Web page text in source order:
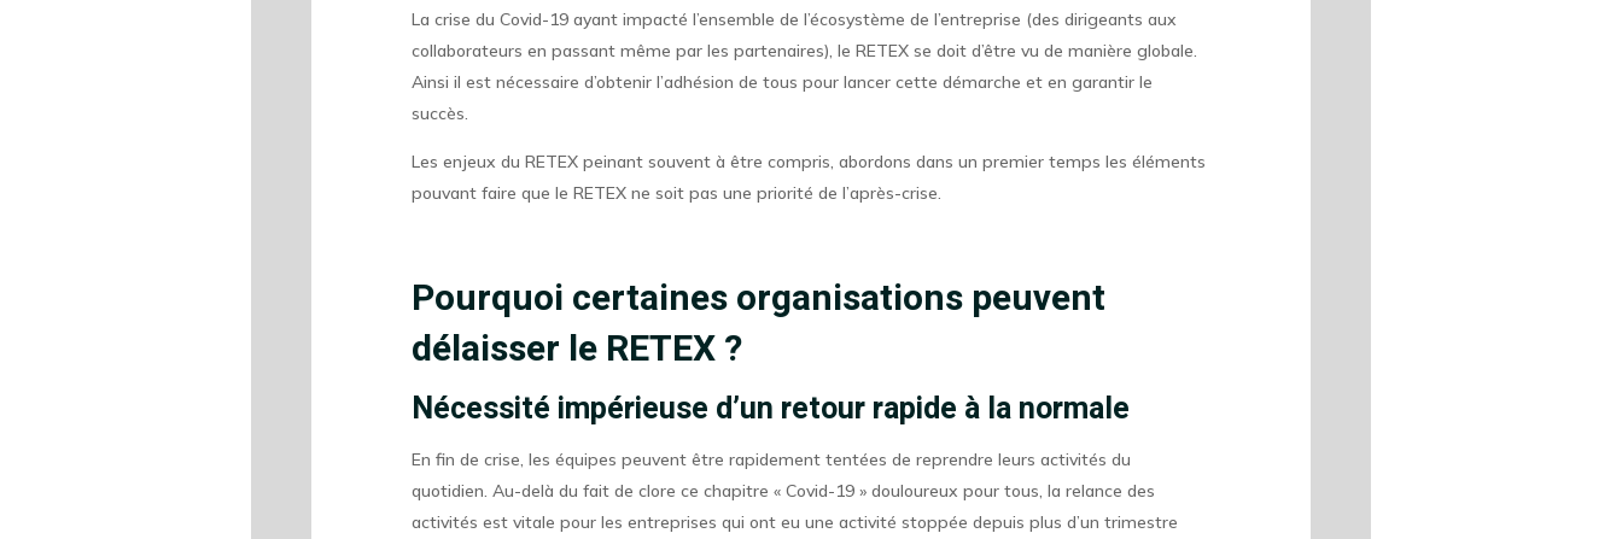
La crise du Covid-19 ayant impacté l’ensemble de l’écosystème de l’entreprise (des dirigeants aux
collaborateurs en passant même par les partenaires), le RETEX se doit d’être vu de manière globale.
Ainsi il est nécessaire d’obtenir l’adhésion de tous pour lancer cette démarche et en garantir le
succès.
Les enjeux du RETEX peinant souvent à être compris, abordons dans un premier temps les éléments
pouvant faire que le RETEX ne soit pas une priorité de l’après-crise.
Pourquoi certaines organisations peuvent
délaisser le RETEX ?
Nécessité impérieuse d’un retour rapide à la normale
En fin de crise, les équipes peuvent être rapidement tentées de reprendre leurs activités du
quotidien. Au-delà du fait de clore ce chapitre « Covid-19 » douloureux pour tous, la relance des
activités est vitale pour les entreprises qui ont eu une activité stoppée depuis plus d’un trimestre